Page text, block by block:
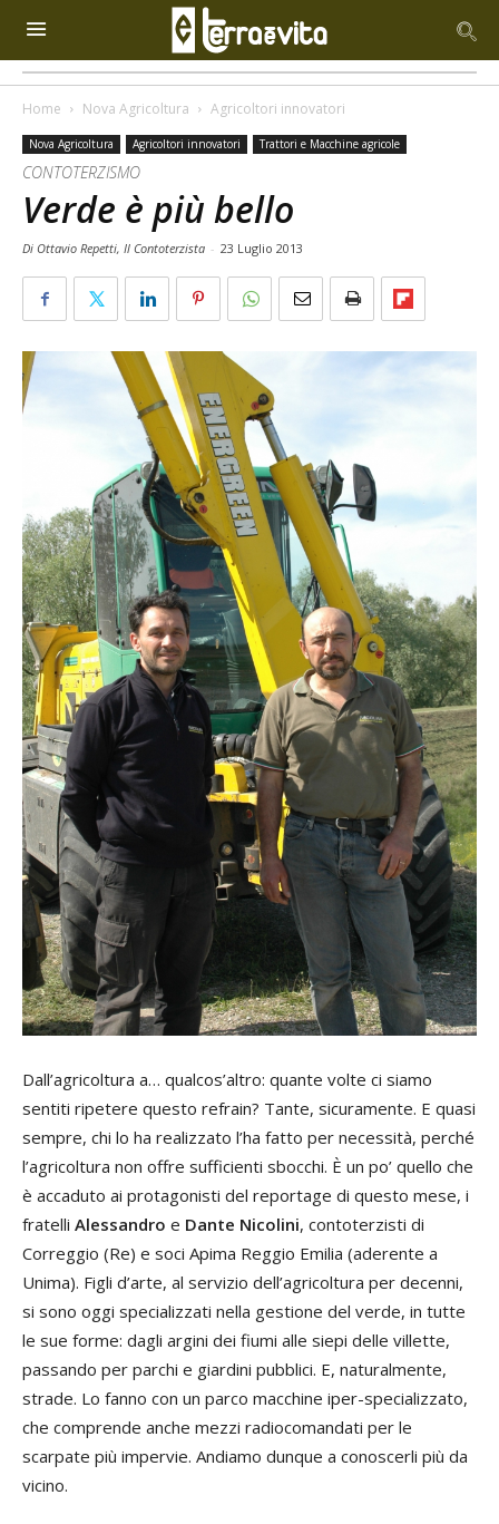
Home Nova Agricoltura Agricoltori innovatori
Nova Agricoltura Agricoltori innovatori Trattori e Macchine agricole
CONTOTERZISMO
Verde è più bello
Di Ottavio Repetti, Il Contoterzista - 23 Luglio 2013
Dall’agricoltura a… qualcos’altro: quante volte ci siamo
sentiti ripetere questo refrain? Tante, sicuramente. E quasi
sempre, chi lo ha realizzato l’ha fatto per necessità, perché
l’agricoltura non offre sufficienti sbocchi. È un po’ quello che
è accaduto ai protagonisti del reportage di questo mese, i
fratelli Alessandro e Dante Nicolini, contoterzisti di
Correggio (Re) e soci Apima Reggio Emilia (aderente a
Unima). Figli d’arte, al servizio dell’agricoltura per decenni,
si sono oggi specializzati nella gestione del verde, in tutte
le sue forme: dagli argini dei fiumi alle siepi delle villette,
passando per parchi e giardini pubblici. E, naturalmente,
strade. Lo fanno con un parco macchine iper-specializzato,
che comprende anche mezzi radiocomandati per le
scarpate più impervie. Andiamo dunque a conoscerli più da
vicino.